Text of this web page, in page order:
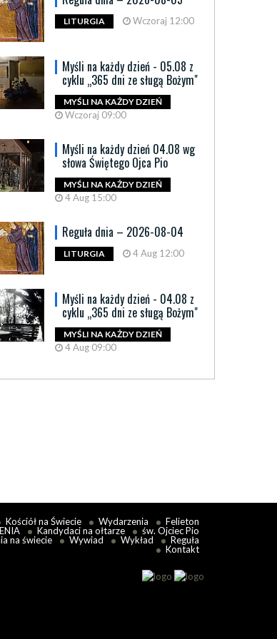
w Bydgoszczy. Film o drodze z
Polskę
zaprasza na pokaz najnowszego
opowiadającego historię...
Czytaj więcej
LITURGIA Wczoraj 12:00
Myśli na każdy dzień - 05.08 z
cyklu „365 dni ze sługą Bożym"
MYŚLI NA KAŻDY DZIEŃ
Wczoraj 09:00
Myśli na każdy dzień 04.08 wg
słowa Świętego Ojca Pio
MYŚLI NA KAŻDY DZIEŃ
4 Aug 15:00
Reguła dnia – 2026-08-04
LITURGIA 4 Aug 12:00
Myśli na każdy dzień - 04.08 z
cyklu „365 dni ze sługą Bożym"
MYŚLI NA KAŻDY DZIEŃ
4 Aug 09:00
Kościół na Świecie Wydarzenia
Felieton
Kandydaci na ołtarze
św. Ojciec Pio
na świecie Wywiad Wykład
Reguła
Kontakt